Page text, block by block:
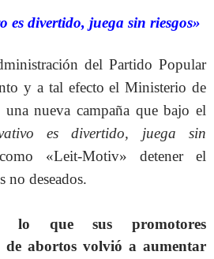
es divertido, juega sin riesgos»
del Partido Popular
y a tal efecto el Ministerio de
nueva campaña que bajo el
es divertido, juega sin
«Leit-Motiv» detener el
no deseados.
lo que sus promotores
abortos volvió a aumentar